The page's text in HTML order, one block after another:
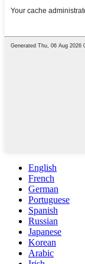
English
French
German
Portuguese
Spanish
Russian
Japanese
Korean
Arabic